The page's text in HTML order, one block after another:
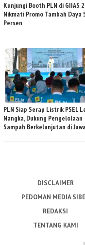
Kunjungi Booth PLN di GIIAS
Nikmati Promo Tambah Daya
Persen
PLN Siap Serap Listrik PSEL
Nangka, Dukung Pengelolaan
Sampah Berkelanjutan di
DISCLAIMER
PEDOMAN MEDIA
REDAKSI
TENTANG KAMI